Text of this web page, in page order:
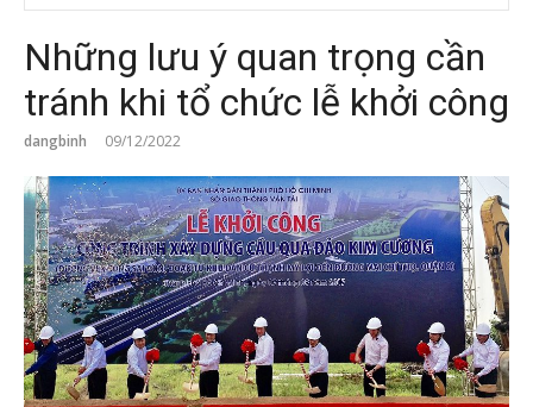
Những lưu ý quan trọng cần
tránh khi tổ chức lễ khởi công
dangbinh 09/12/2022